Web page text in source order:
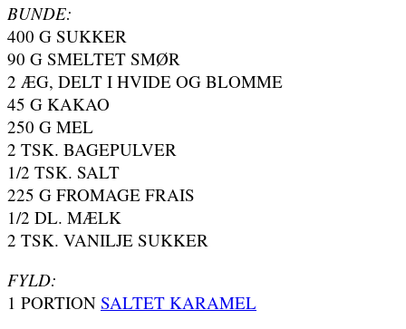
BUNDE:
400 G SUKKER
90 G SMELTET SMØR
2 ÆG, DELT I HVIDE OG BLOMME
45 G KAKAO
250 G MEL
2 TSK. BAGEPULVER
1/2 TSK. SALT
225 G FROMAGE FRAIS
1/2 DL. MÆLK
2 TSK. VANILJE SUKKER
FYLD:
1 PORTION SALTET KARAMEL